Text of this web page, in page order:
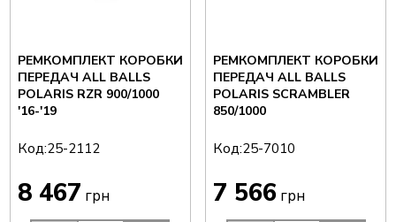
РЕМКОМПЛЕКТ КОРОБКИ
ПЕРЕДАЧ ALL BALLS
POLARIS RZR 900/1000
'16-'19
Код:25-2112
8 467 грн
РЕМКОМПЛЕКТ КОРОБКИ
ПЕРЕДАЧ ALL BALLS
POLARIS SCRAMBLER
850/1000
Код:25-7010
7 566 грн